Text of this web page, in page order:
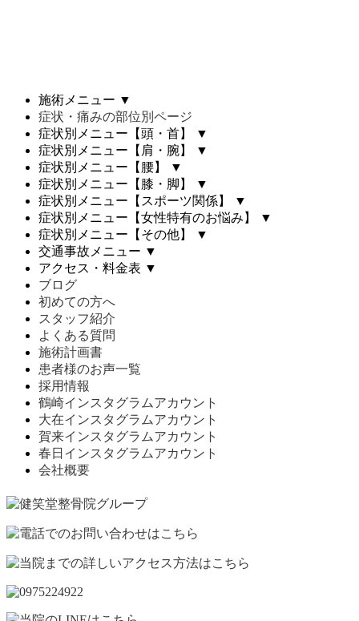
施術メニュー ▼
症状・痛みの部位別ページ
症状別メニュー【頭・首】
▼
症状別メニュー【肩・腕】
▼
症状別メニュー【腰】
▼
症状別メニュー【膝・脚】
▼
症状別メニュー【スポーツ関係】
▼
症状別メニュー【女性特有のお悩み】
▼
症状別メニュー【その他】
▼
交通事故メニュー ▼
アクセス・料金表 ▼
ブログ
初めての方へ
スタッフ紹介
よくある質問
施術計画書
患者様のお声一覧
採用情報
鶴崎インスタグラムアカウント
大在インスタグラムアカウント
賀来インスタグラムアカウント
春日インスタグラムアカウント
会社概要